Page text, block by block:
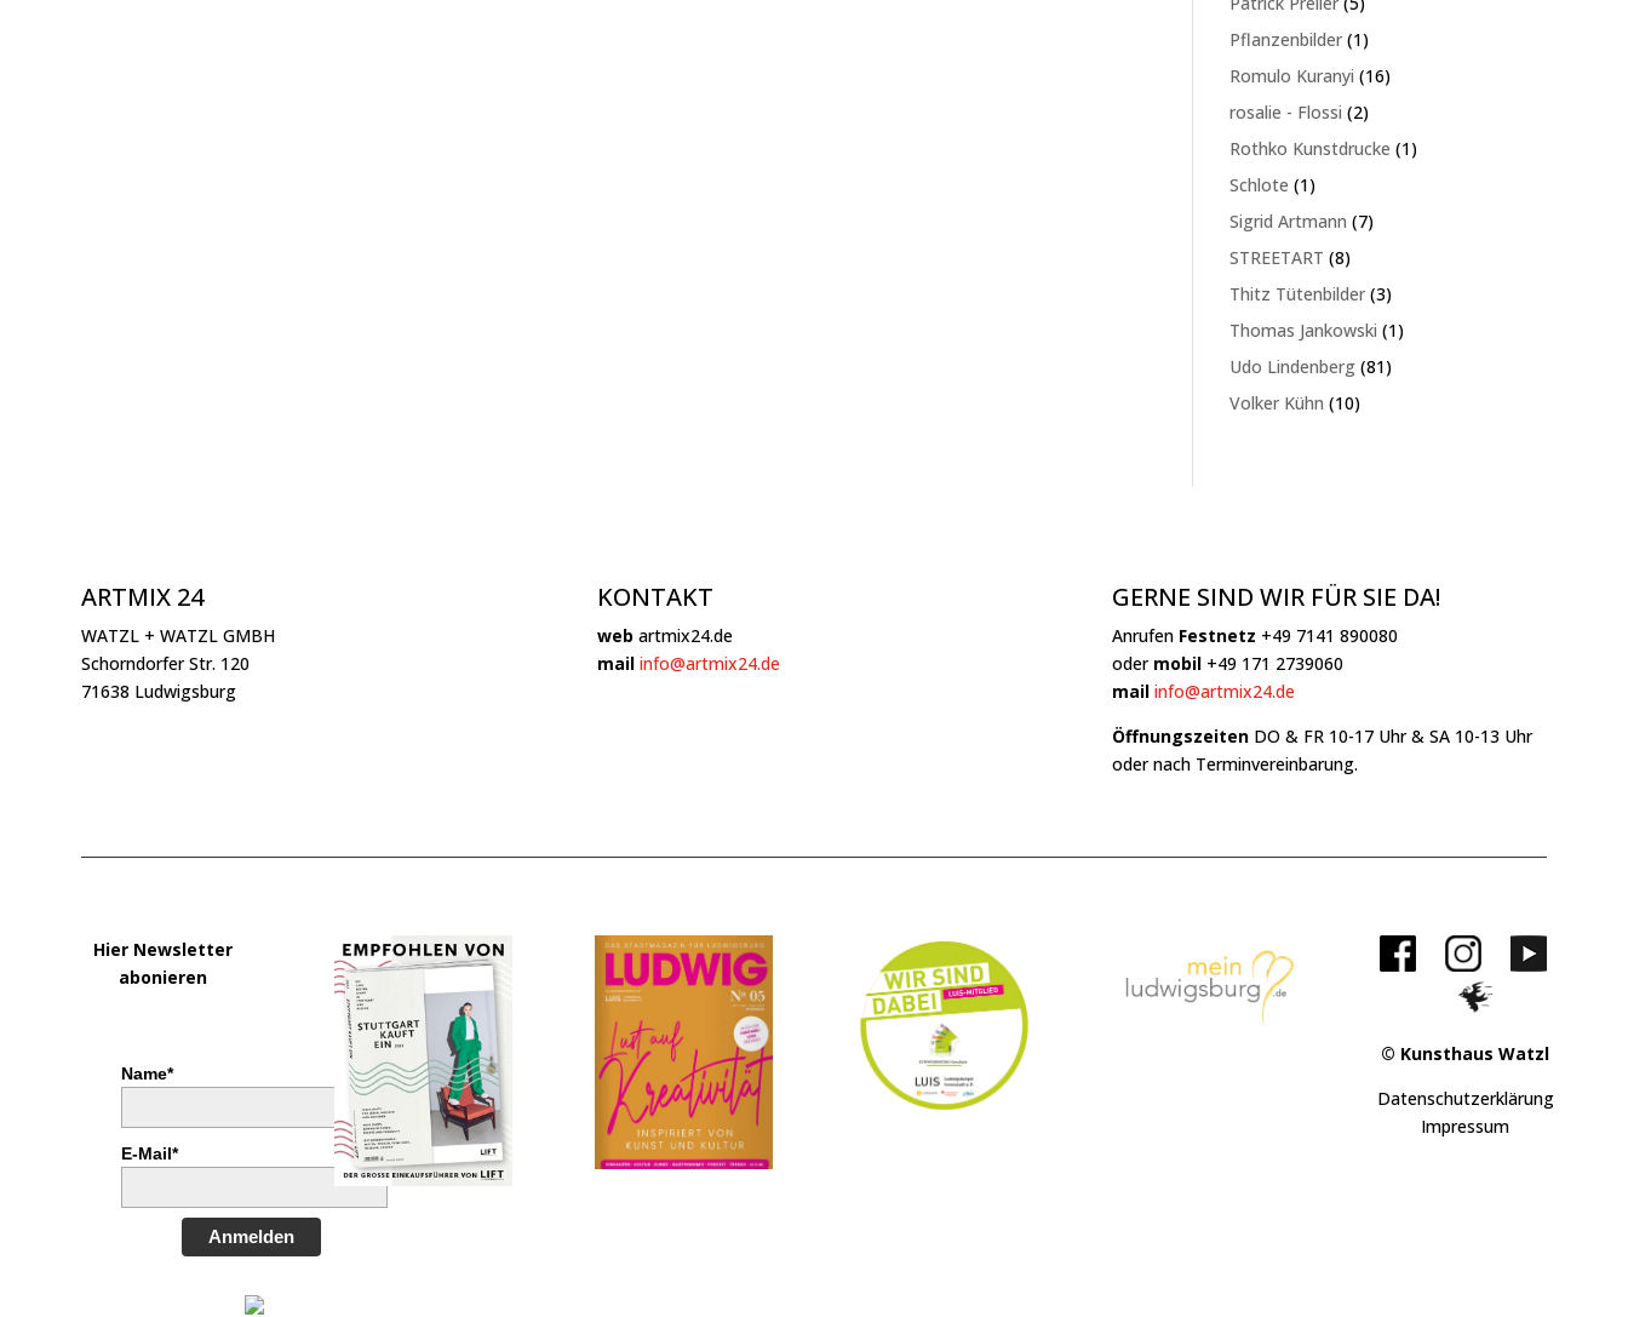
Produkte
Pflanzenbilder 11
Produkt
Romulo Kuranyi 1616
rosalie - Flossi 22
Produkte
Rothko Kunstdrucke 11
Schlote 11
Produkt
Sigrid Artmann 77
STREETART 88
Produkte
Thitz Tütenbilder 33
Produkte
Thomas Jankowski 11
Udo Lindenberg 8181
Volker Kühn 1010
ARTMIX 24
WATZL + WATZL GMBH
Schorndorfer Str. 120
71638 Ludwigsburg
KONTAKT
web artmix24.de
mail info@artmix24.de
GERNE SIND WIR FÜR SIE DA!
Anrufen Festnetz +49 7141 890080
oder mobil+49 171 2739060
mail info@artmix24.de
ÖffnungszeitenDO & FR 10-17 Uhr & SA 10-13 Uhr
oder nach Terminvereinbarung.
Hier Newsletter
abonieren
Name*
E-Mail*
Anmelden
© Kunsthaus Watzl
Datenschutzerklärung
Impressum